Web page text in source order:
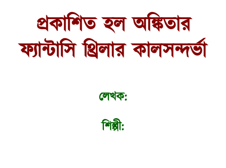
প্রকাশিত হল অঙ্কিতার
ফ্যান্টাসি থ্রিলার কালসন্দর্ভা
লেখক:
শিল্পী: